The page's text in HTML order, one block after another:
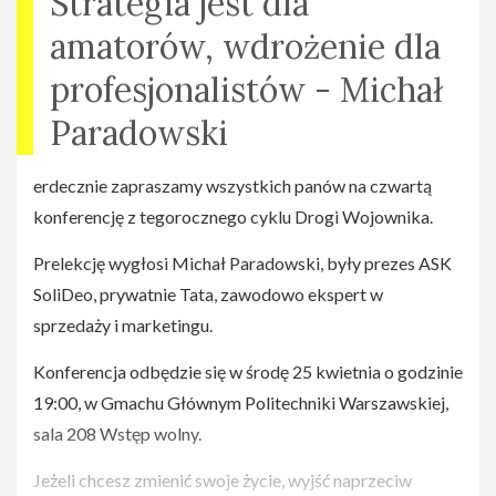
Odnośniki
Droga
Wojownika (https://www.facebook.com/
amatorów, wdrożenie dla
profesjonalistów - Michał
Paradowski
erdecznie zapraszamy wszystkich panów na czwartą
konferencję z tegorocznego cyklu Drogi Wojownika.
Prelekcję wygłosi Michał Paradowski, były prezes ASK
SoliDeo, prywatnie Tata, zawodowo ekspert w
sprzedaży i marketingu.
Konferencja odbędzie się w środę 25 kwietnia o godzinie
19:00, w Gmachu Głównym Politechniki Warszawskiej,
sala 208 Wstęp wolny.
Jeżeli chcesz zmienić swoje życie, wyjść naprzeciw